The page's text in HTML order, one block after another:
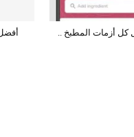
أزمات المطبخ ..